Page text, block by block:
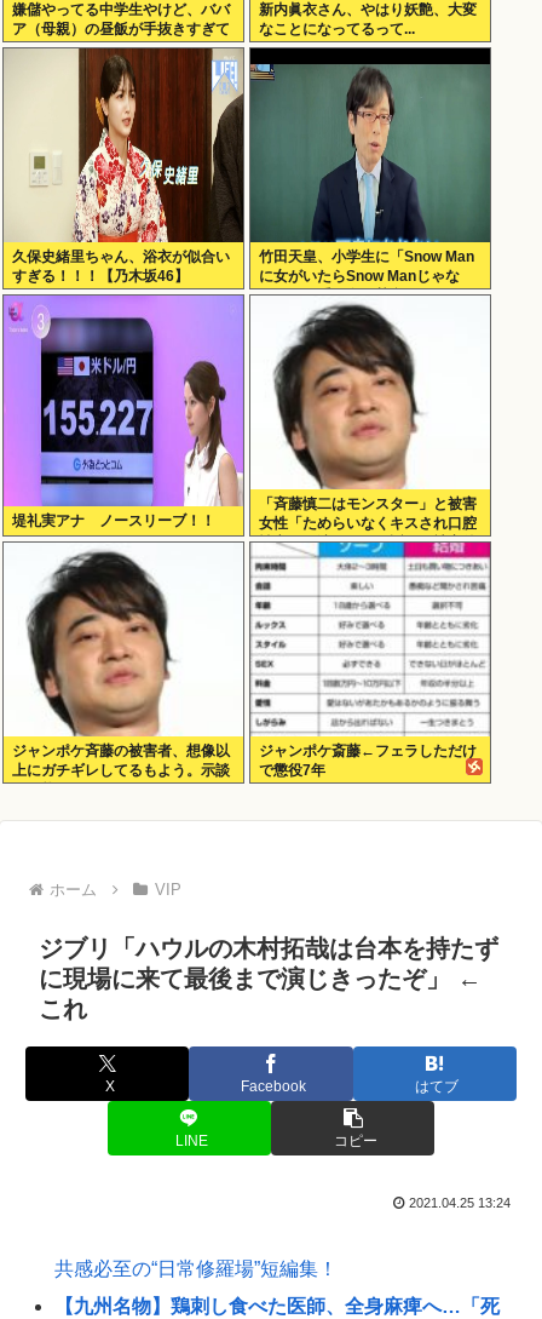
嫌儲やってる中学生やけど、ババ
ア（母親）の昼飯が手抜きすぎて
キレそう
新内眞衣さん、やはり妖艶、大変
なことになってるって...
久保史緒里ちゃん、浴衣が似合い
すぎる！！！【乃木坂46】
竹田天皇、小学生に「Snow Man
に女がいたらSnow Manじゃな
い」で男系天皇を熱弁www
堤礼実アナ ノースリーブ！！
「斉藤慎二はモンスター」と被害
女性「ためらいなくキスされ口腔
性交…」涙ながらに訴えた被害後
の”深刻なPTSD”
ジャンポケ斉藤の被害者、想像以
上にガチギレしてるもよう。示談
ジャンポケ斎藤←フェラしただけ
で懲役7年
ホーム VIP
ジブリ「ハウルの木村拓哉は台本を持たず
に現場に来て最後まで演じきったぞ」 ←
これ
X Facebook はてブ
LINE コピー
2021.04.25 13:24
共感必至の“日常修羅場”短編集！
【九州名物】鶏刺し食べた医師、全身麻痺へ…「死